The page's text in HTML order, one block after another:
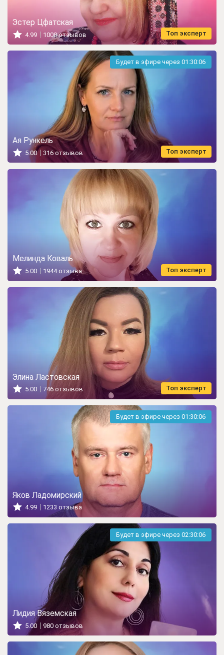
Топ эксперт
Эстер Цфатская
4.99 1008 отзывов
Будет в эфире через 01:30:05
Топ эксперт
Ая Рункель
5.00 316 отзывов
Топ эксперт
Мелинда Коваль
5.00 1944 отзыва
Топ эксперт
Элина Ластовская
5.00 746 отзывов
Будет в эфире через 01:30:05
Яков Ладомирский
4.99 1233 отзыва
Будет в эфире через 02:30:05
Лидия Вяземская
5.00 980 отзывов